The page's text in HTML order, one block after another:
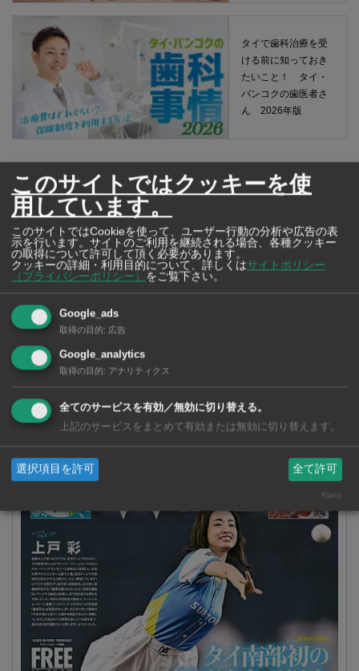
タイで歯科治療を受
ける前に知っておき
たいこと！ タイ・
バンコクの歯医者さ
ん 2026年版
週刊ワイズ 最新号 - No.1037 - 2026年8月5日号
このサイトではクッキーを使
用しています。
このサイトではCookieを使って、ユーザー行動の分析や広告の表
示を行います。サイトのご利用を継続される場合、各種クッキー
の取得について許可して頂く必要があります。
クッキーの詳細・利用目的について、詳しくはサイトポリシー
（プライバシーポリシー）
をご覧下さい。
Google_ads
取得の目的: 広告
Google_analytics
取得の目的: アナリティクス
全てのサービスを有効／無効に切り替える。
上記のサービスをまとめて有効または無効に切り替えます。
選択項目を許可 全て許可
Klaro